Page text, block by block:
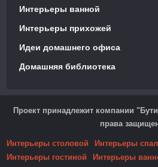
Интерьеры ванной
Интерьеры прихожей
Идеи домашнего офиса
Домашняя библиотека
Проект принадлежит компании
права
Интерьеры столовой Интерьеры
Интерьеры гостиной
Интерьеры